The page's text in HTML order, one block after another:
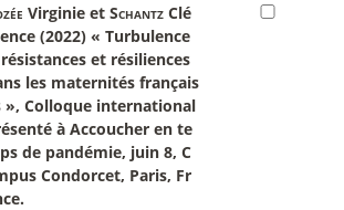
Virginie et Schantz Clé
(2022) « Turbulence
et résiliences
les maternités français
», Colloque international
à Accoucher en te
de pandémie, juin 8, C
Condorcet, Paris, Fr